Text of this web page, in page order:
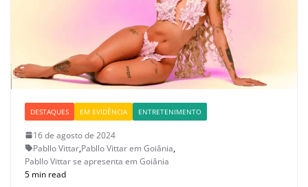
DESTAQUES EM EVIDÊNCIA ENTRETENIMENTO
16 de agosto de 2024
Pabllo Vittar,Pabllo Vittar em Goiânia,
Pabllo Vittar se apresenta em Goiânia
5 min read